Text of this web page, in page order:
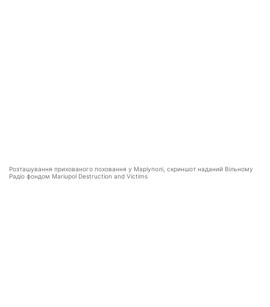
Розташування прихованого поховання у Маріуполі, скриншот наданий Вільному
Радіо фондом Mariupol Destruction and Victims